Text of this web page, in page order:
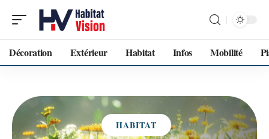
Décoration Extérieur Habitat Infos Mobilité
HABITAT